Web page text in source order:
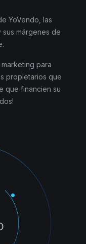
YoVendo, las
sus márgenes de
para
propietarios que
que financien su